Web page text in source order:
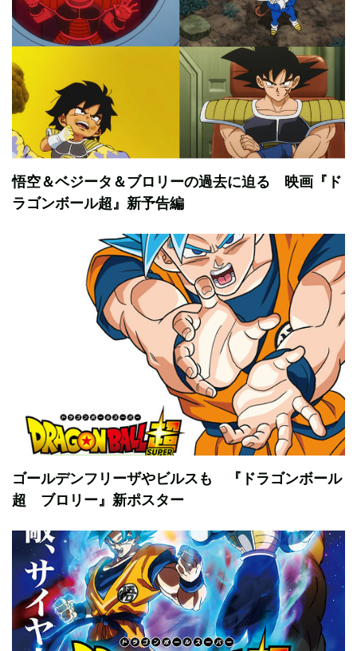
悟空＆ベジータ＆ブロリーの過去に迫る 映画『ド
ラゴンボール超』新予告編
ゴールデンフリーザやビルスも 『ドラゴンボール
超 ブロリー』新ポスター